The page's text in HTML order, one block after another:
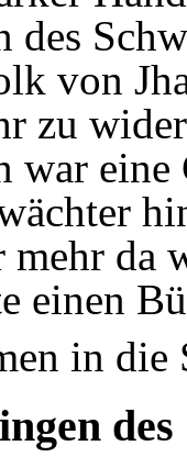
des
von
zu
war eine
mehr da
einen
in die